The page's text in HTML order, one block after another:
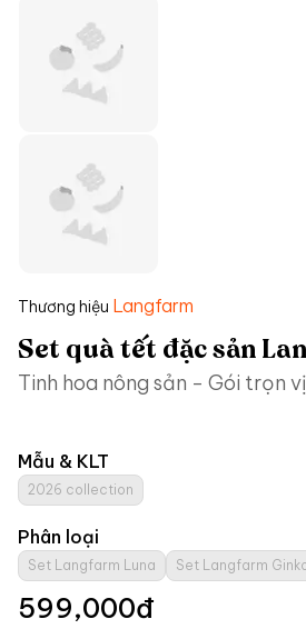
Thương hiệu Langfarm
Set quà tết đặc sản
Tinh hoa nông sản - Gói trọn
Mẫu & KLT
2026 collection
Phân loại
Set Langfarm Luna Set Langfarm
599,000đ